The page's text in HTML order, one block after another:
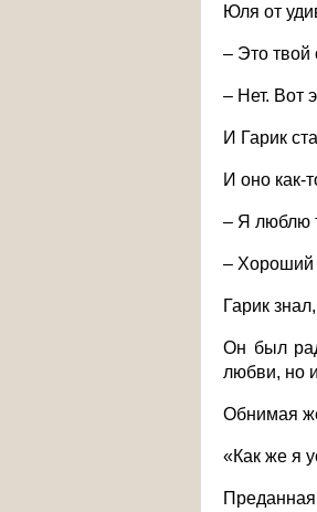
Юля от
– Это твой
– Нет. Вот
И Гарик
И оно как-
– Я люблю
– Хороший
Гарик
Он был
любви, но
Обнимая
«Как же я